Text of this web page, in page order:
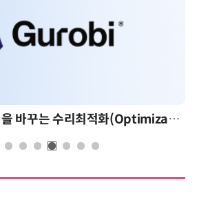
AI 시대의 의사결정을 바꾸는 수리최적화(Optimization): 실제 산업 적용 사례와 활용 전략